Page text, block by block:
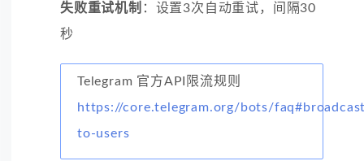
失败重试机制 ：设置3次自动重试，间隔30
秒
Telegram 官方API限流规则
https://core.telegram.org/bots/
to-users